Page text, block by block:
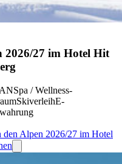
2026/27 im Hotel Hit
Spa / Wellness-
SkiverleihE-
den Alpen 2026/27 im Hotel